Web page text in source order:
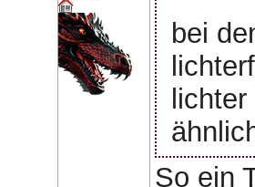
bei
So ein